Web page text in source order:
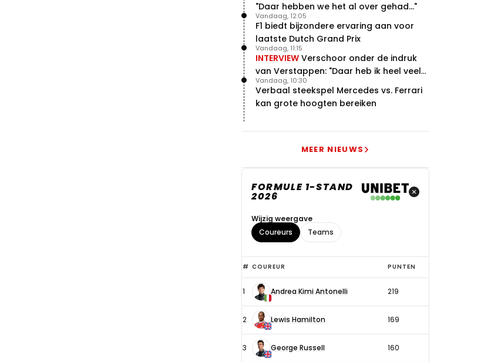
"Daar hebben we het al over gehad..."
F1 biedt bijzondere ervaring aan voor
laatste Dutch Grand Prix
Vandaag, 12:05
INTERVIEW Verschoor onder de indruk
van Verstappen: "Daar heb ik heel veel
respect voor"
Vandaag, 11:15
Verbaal steekspel Mercedes vs. Ferrari
kan grote hoogten bereiken
Vandaag, 10:30
MEER NIEUWS
FORMULE 1-STAND
2026
Wijzig weergave
Coureurs
Teams
Top
6
coureurs
# COUREUR PUNTEN
1 Andrea Kimi Antonelli 219
2 Lewis Hamilton 169
3 George Russell 160